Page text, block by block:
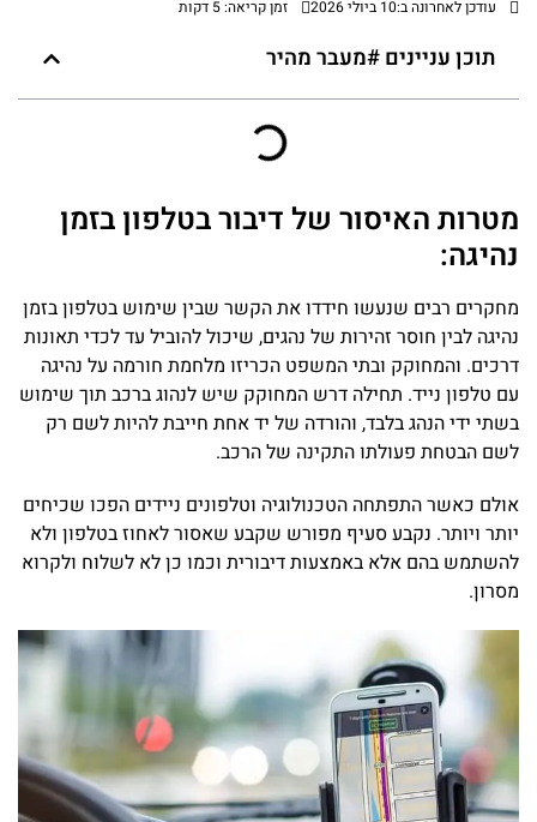
עודכן לאחרונה ב:10 ביולי 2026 זמן קריאה: 5 דקות
תוכן עניינים #מעבר מהיר
מטרות האיסור של דיבור בטלפון בזמן
נהיגה:
מחקרים רבים שנעשו חידדו את הקשר שבין שימוש בטלפון בזמן
נהיגה לבין חוסר זהירות של נהגים, שיכול להוביל עד לכדי תאונות
דרכים. והמחוקק ובתי המשפט הכריזו מלחמת חורמה על נהיגה
עם טלפון נייד. תחילה דרש המחוקק שיש לנהוג ברכב תוך שימוש
בשתי ידי הנהג בלבד, והורדה של יד אחת חייבת להיות לשם רק
לשם הבטחת פעולתו התקינה של הרכב.
אולם כאשר התפתחה הטכנולוגיה וטלפונים ניידים הפכו שכיחים
יותר ויותר. נקבע סעיף מפורש שקבע שאסור לאחוז בטלפון ולא
להשתמש בהם אלא באמצעות דיבורית וכמו כן לא לשלוח ולקרוא
מסרון.